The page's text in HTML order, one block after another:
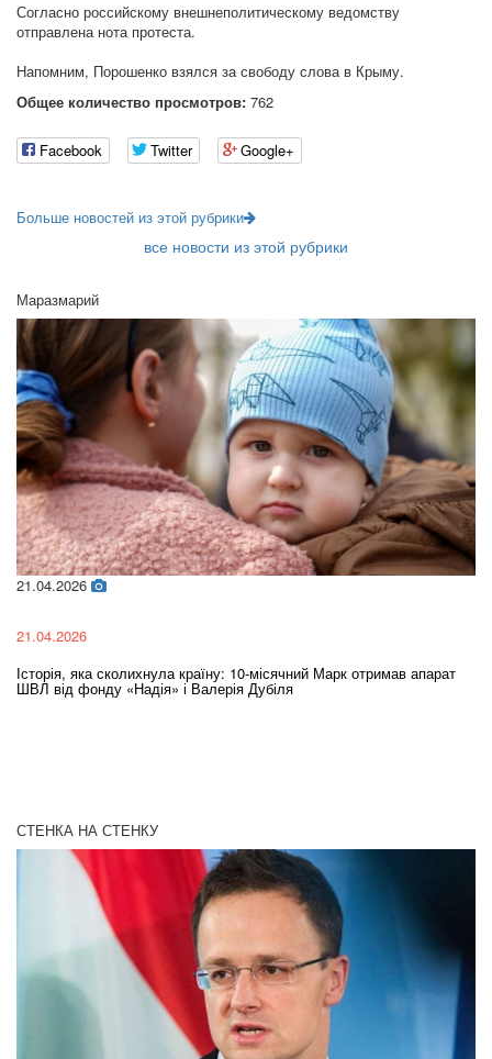
Согласно российскому внешнеполитическому ведомству
отправлена ​​нота протеста.
Напомним, Порошенко взялся за свободу слова в Крыму.
Общее количество просмотров: 762
Facebook Twitter Google+
Больше новостей из этой рубрики
все новости из этой рубрики
Маразмарий
21.04.2026
21.04.2026
Історія, яка сколихнула країну: 10-місячний Марк отримав апарат
ШВЛ від фонду «Надія» і Валерія Дубіля
СТЕНКА НА СТЕНКУ